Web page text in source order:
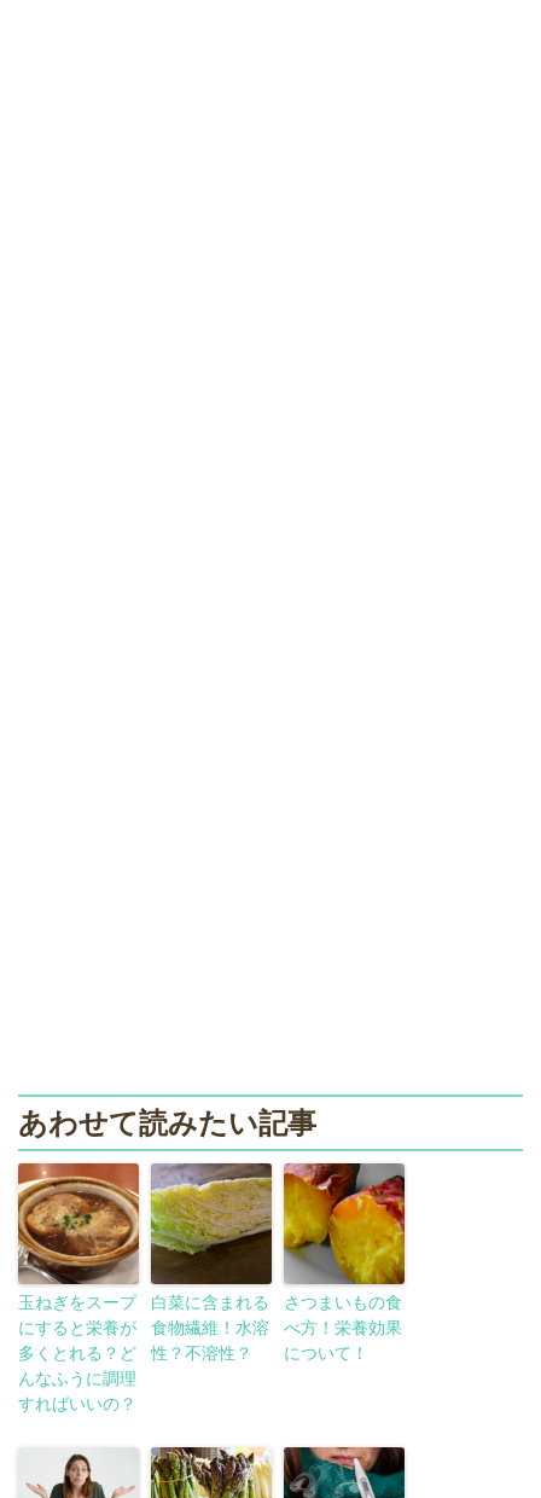
あわせて読みたい記事
玉ねぎをスープ
にすると栄養が
多くとれる？ど
んなふうに調理
すればいいの？
白菜に含まれる
食物繊維！水溶
性？不溶性？
さつまいもの食
べ方！栄養効果
について！